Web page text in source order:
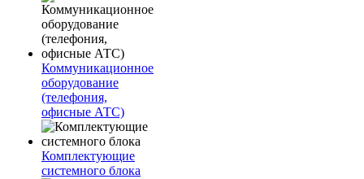
Коммуникационное
оборудование
(телефония,
офисные АТС)
Комплектующие
системного блока